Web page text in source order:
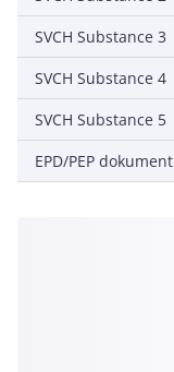
SVCH Substance 3
SVCH Substance 4
SVCH Substance 5
EPD/PEP dokument